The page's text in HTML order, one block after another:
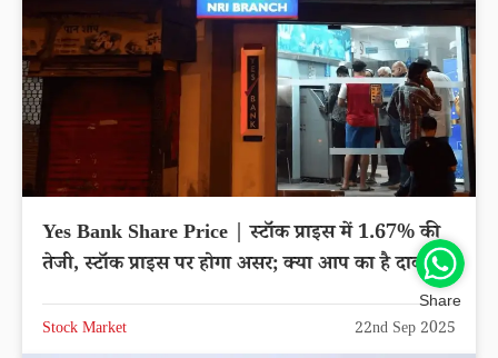
Yes Bank Share Price | स्टॉक प्राइस में 1.67% की
तेजी, स्टॉक प्राइस पर होगा असर; क्या आप का है दाव?
Stock Market 22nd Sep 2025
Share